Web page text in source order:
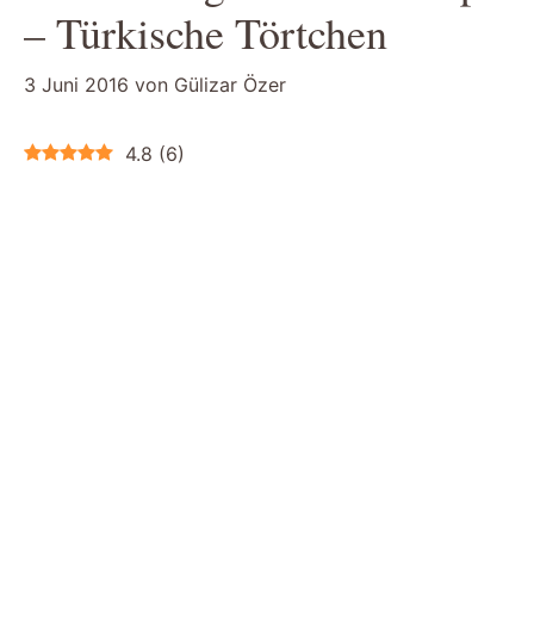
– Türkische Törtchen
3 Juni 2016 von Gülizar Özer
4.8 (6)